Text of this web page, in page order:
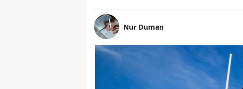
Nur Duman